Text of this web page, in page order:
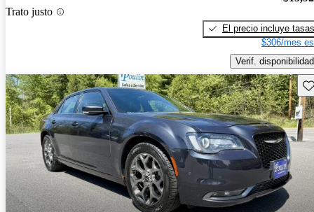
Trato justo
El precio incluye tasas
$306/mes
Verif. disponibilidad